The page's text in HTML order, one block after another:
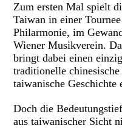
Zum ersten Mal spielt
Taiwan in einer
Philarmonie, im
Wiener Musikverein.
bringt dabei einen
traditionelle
taiwanische Geschichte
Doch die
aus taiwanischer Sicht